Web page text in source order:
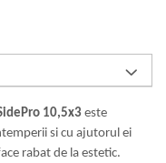
10,5x3 este
si cu ajutorul ei
rabat de la estetic.